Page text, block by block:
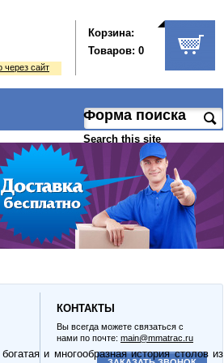
через сайт
Корзина:
Товаров: 0
Форма поиска
Search this site
и многообразная история столов из
КОНТАКТЫ
Вы всегда можете связаться с
нами по почте: main@mmatrac.ru